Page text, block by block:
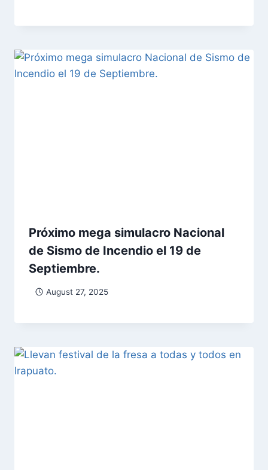
Próximo mega simulacro Nacional
de Sismo de Incendio el 19 de
Septiembre.
August 27, 2025